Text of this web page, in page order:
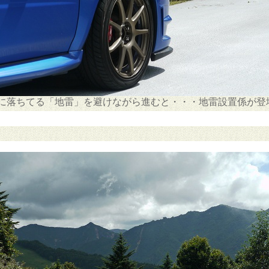
落ちてる「地雷」を避けながら進むと・・・地雷設置係が登